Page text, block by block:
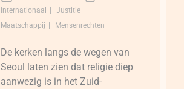
Internationaal
Justitie
Maatschappij
Mensenrechten
De kerken langs de wegen van
Seoul laten zien dat religie diep
aanwezig is in het Zuid-